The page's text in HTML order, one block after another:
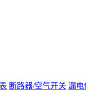
断路器/空气开关 漏电